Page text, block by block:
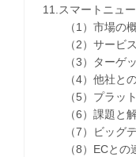
11.スマートニュ
（1）市場の
（2）サービス
（3）ターゲッ
（4）他社との
（5）プラット
（6）課題と解
（7）ビッグデ
（8）ECとの